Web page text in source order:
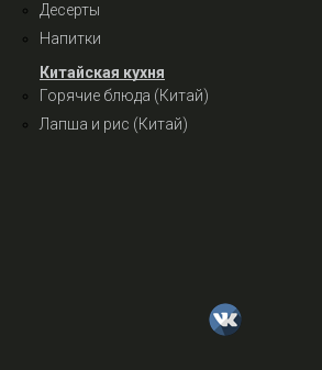
Десерты
Напитки
Китайская кухня
Горячие блюда (Китай)
Лапша и рис (Китай)